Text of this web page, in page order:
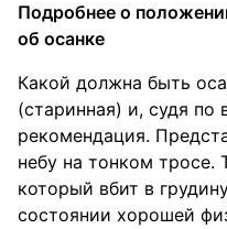
Подробнее о
об осанке
Какой должна быть
(старинная) и, судя по
рекомендация.
небу на тонком тросе.
который вбит в
состоянии хорошей